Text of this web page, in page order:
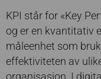
KPI står for «Key
og er en kvantitativ
måleenhet som
effektiviteten av
organisasjon. I